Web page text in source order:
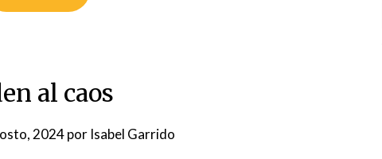
al caos
2024por Isabel Garrido